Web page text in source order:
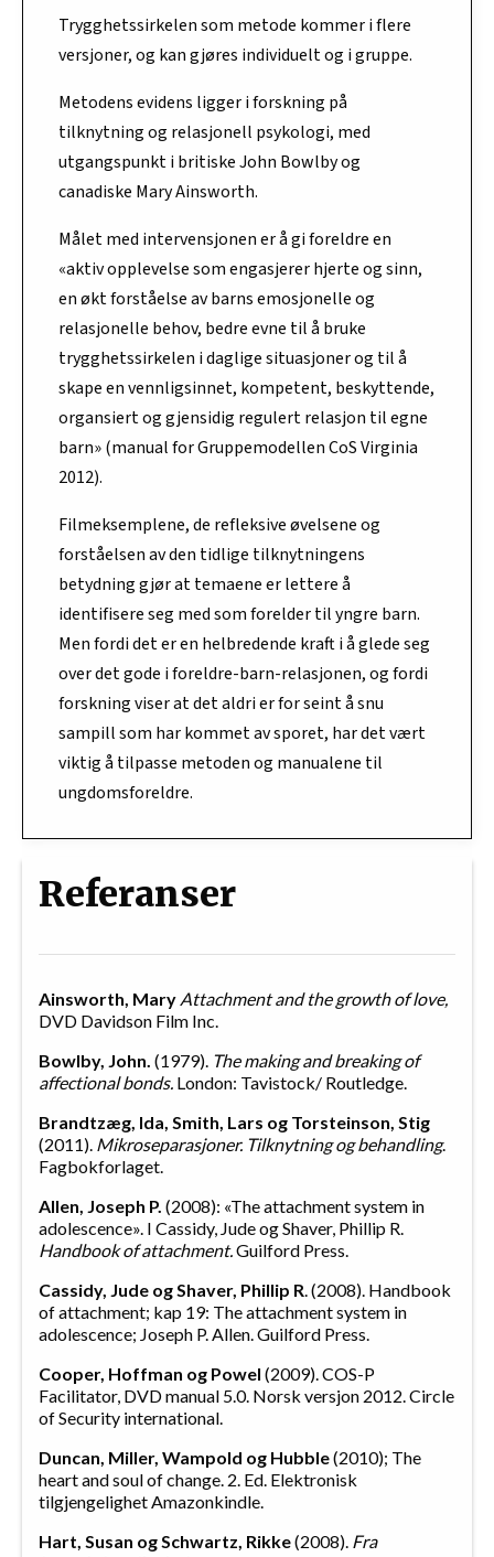
Trygghetssirkelen som metode kommer i flere
versjoner, og kan gjøres individuelt og i gruppe.
Metodens evidens ligger i forskning på
tilknytning og relasjonell psykologi, med
utgangspunkt i britiske John Bowlby og
canadiske Mary Ainsworth.
Målet med intervensjonen er å gi foreldre en
«aktiv opplevelse som engasjerer hjerte og sinn,
en økt forståelse av barns emosjonelle og
relasjonelle behov, bedre evne til å bruke
trygghetssirkelen i daglige situasjoner og til å
skape en vennligsinnet, kompetent, beskyttende,
organsiert og gjensidig regulert relasjon til egne
barn» (manual for Gruppemodellen CoS Virginia
2012).
Filmeksemplene, de refleksive øvelsene og
forståelsen av den tidlige tilknytningens
betydning gjør at temaene er lettere å
identifisere seg med som forelder til yngre barn.
Men fordi det er en helbredende kraft i å glede seg
over det gode i foreldre-barn-relasjonen, og fordi
forskning viser at det aldri er for seint å snu
sampill som har kommet av sporet, har det vært
viktig å tilpasse metoden og manualene til
ungdomsforeldre.
Referanser
Ainsworth, Mary Attachment and the growth of love,
DVD Davidson Film Inc.
Bowlby, John. (1979). The making and breaking of
affectional bonds. London: Tavistock/ Routledge.
Brandtzæg, Ida, Smith, Lars og Torsteinson, Stig
(2011). Mikroseparasjoner. Tilknytning og behandling.
Fagbokforlaget.
Allen, Joseph P. (2008): «The attachment system in
adolescence». I Cassidy, Jude og Shaver, Phillip R.
Handbook of attachment.Guilford Press.
Cassidy, Jude og Shaver, Phillip R. (2008). Handbook
of attachment; kap 19: The attachment system in
adolescence; Joseph P. Allen. Guilford Press.
Cooper, Hoffman og Powel (2009). COS-P
Facilitator, DVD manual 5.0. Norsk versjon 2012. Circle
of Security international.
Duncan, Miller, Wampold og Hubble(2010); The
heart and soul of change. 2. Ed. Elektronisk
tilgjengelighet Amazonkindle.
Hart, Susan og Schwartz, Rikke(2008). Fra